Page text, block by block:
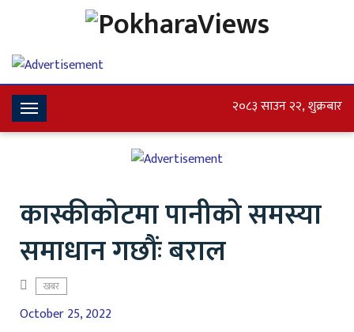
Toggle
Navigation
२०८३ साउन २२, शुक्रबार
कास्कीकोटमा पानीको समस्या
समाधान गछौंः बराल
खबर
October 25, 2022